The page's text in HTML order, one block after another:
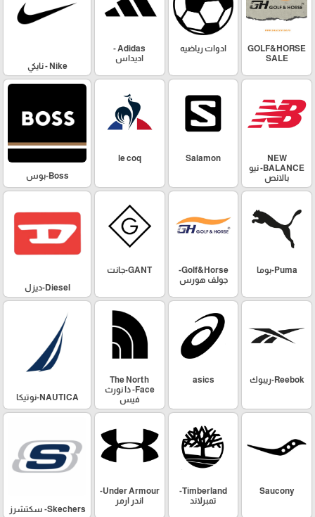
GOLF&HORSE
SALE
ادوات رياضيه
Adidas -
اديداس
Nike - نايكي
NEW
BALANCE- نيو
بالانص
Salamon
le coq
Boss-بوس
Puma-بوما
Golf&Horse-
جولف هورس
GANT-جانت
Diesel-ديزل
Reebok-ريبوك asics
The North
Face- ذا نورث
فيس
NAUTICA-نوتيكا
Saucony
Timberland-
تمبرلاند
Under Armour-
اندر ارمر
Skechers- سكتشرز